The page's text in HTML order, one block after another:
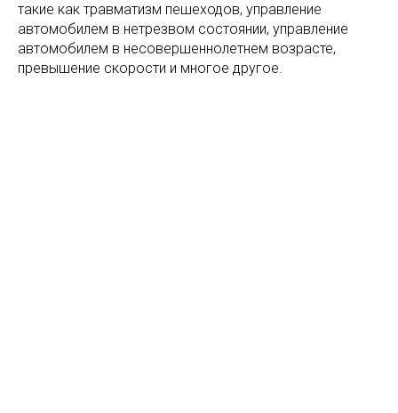
такие как травматизм пешеходов, управление
автомобилем в нетрезвом состоянии, управление
автомобилем в несовершеннолетнем возрасте,
превышение скорости и многое другое.